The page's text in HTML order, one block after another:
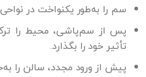
سم را به‌طور یکنواخت در
پس از سم‌پاشی، محیط را
تأثیر خود را بگذارد.
پیش از ورود مجدد، سالن را